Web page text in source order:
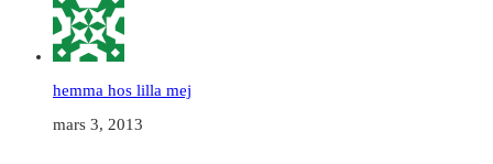
hemma hos lilla mej
mars 3, 2013